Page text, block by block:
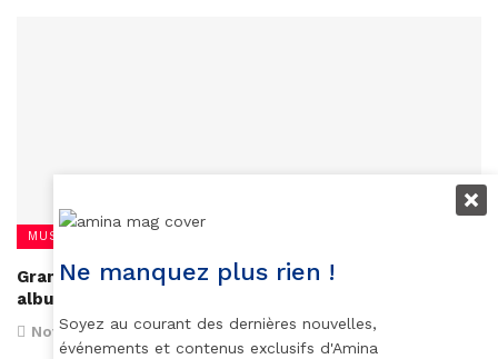
MUSIQUE
Grammy Awards : tous les nominés pour le meilleur
album de l’année sont noirs
November 29, 2017
Ne manquez plus rien !
Soyez au courant des dernières nouvelles,
événements et contenus exclusifs d'Amina